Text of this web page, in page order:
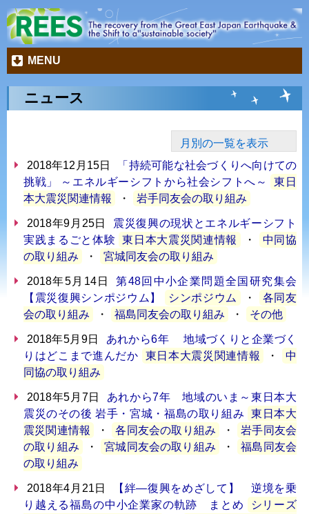
MENU
ニュース
月別の一覧を表示
2018年12月15日
「持続可能な社会づくりへ向けての
挑戦」 ～エネルギーシフトから社会シフトへ～
東日
本大震災関連情報
・ 岩手同友会の取り組み
2018年9月25日
震災復興の現状とエネルギーシフト
実践まるごと体験
東日本大震災関連情報 ・
中同協
の取り組み
・ 宮城同友会の取り組み
2018年5月14日
第48回中小企業問題全国研究集会
【震災復興シンポジウム】
シンポジウム ・
各同友
会の取り組み
・ 福島同友会の取り組み ・ その他
2018年5月9日
あれから6年 地域づくりと企業づく
りはどこまで進んだか
東日本大震災関連情報 ・
中
同協の取り組み
2018年5月7日
あれから7年 地域のいま～東日本大
震災のその後 岩手・宮城・福島の取り組み
東日本大
震災関連情報
・ 各同友会の取り組み ・
岩手同友会
の取り組み
・ 宮城同友会の取り組み ・
福島同友会
の取り組み
2018年4月21日
【絆―復興をめざして】 逆境を乗
り越える福島の中小企業家の軌跡 まとめ
シリーズ